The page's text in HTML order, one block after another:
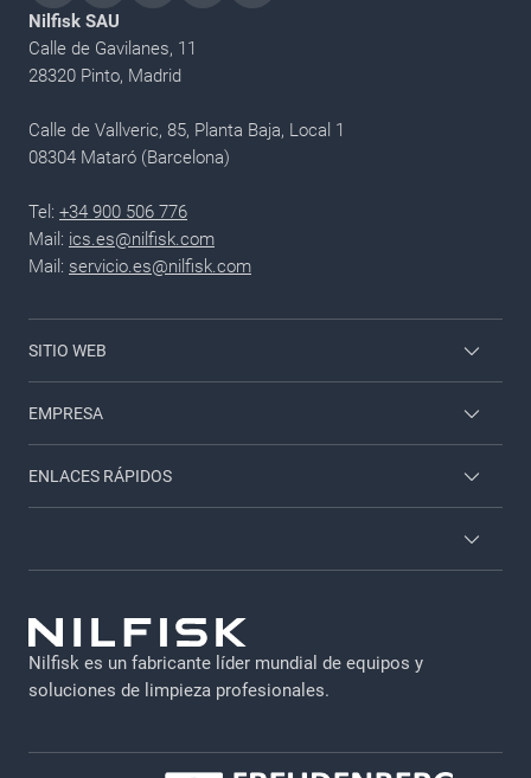
Nilfisk SAU
Calle de Gavilanes, 11
28320 Pinto, Madrid
Calle de Vallveric, 85, Planta Baja, Local 1
08304 Mataró (Barcelona)
Tel: +34 900 506 776
Mail: ics.es@nilfisk.com
Mail: servicio.es@nilfisk.com
SITIO WEB
Nilfisk Doméstico
Acceso empleados
EMPRESA
Sobre nosotros
ENLACES RÁPIDOS
Accesorios
Atención al cliente
Protección de datos
Aviso legal
Política de cookies
Nilfisk es un fabricante líder mundial de equipos y
soluciones de limpieza profesionales.